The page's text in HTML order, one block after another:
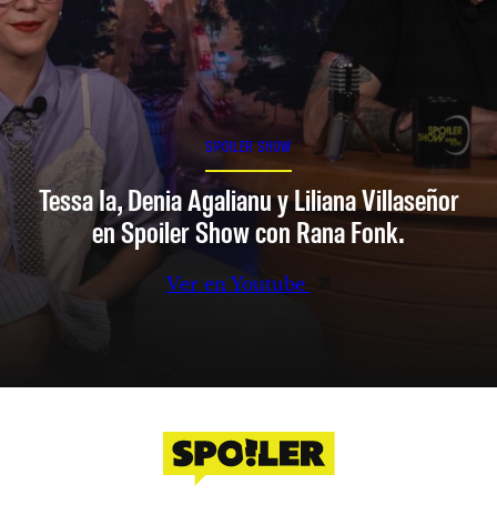
SPOILER SHOW
Tessa Ia, Denia Agalianu y Liliana Villaseñor
en Spoiler Show con Rana Fonk.
Ver en Youtube